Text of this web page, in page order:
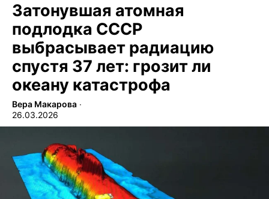
Затонувшая атомная
подлодка СССР
выбрасывает радиацию
спустя 37 лет: грозит ли
океану катастрофа
Вера Макарова ∙
26.03.2026